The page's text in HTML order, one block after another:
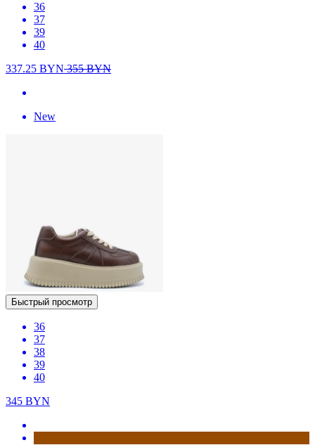
36
37
39
40
337.25 BYN355BYN
New
Быстрый просмотр
36
37
38
39
40
345 BYN